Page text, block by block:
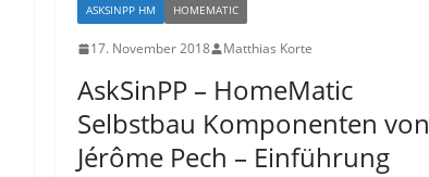
ASKSINPP HM HOMEMATIC
17. November 2018 Matthias Korte
AskSinPP – HomeMatic
Selbstbau Komponenten von
Jérôme Pech – Einführung